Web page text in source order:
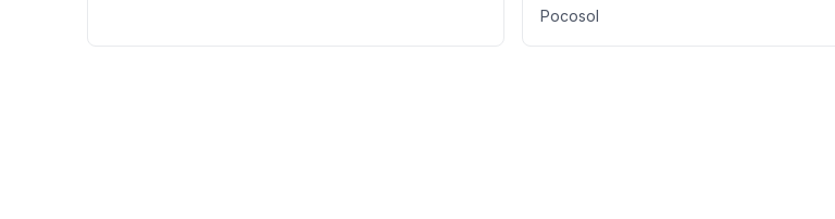
Pocosol